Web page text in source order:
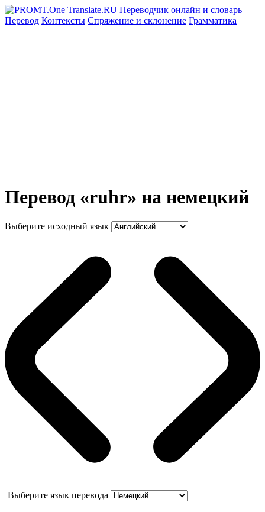
Перевод Контексты Спряжение и склонение Грамматика
Перевод «ruhr» на немецкий
Выберите исходный язык
Выберите язык перевода